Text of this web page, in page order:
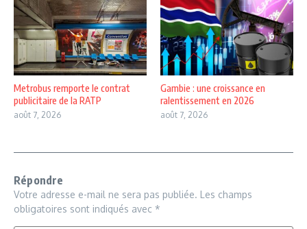
Metrobus remporte le contrat
publicitaire de la RATP
août 7, 2026
Gambie : une croissance en
ralentissement en 2026
août 7, 2026
Répondre
Votre adresse e-mail ne sera pas publiée. Les champs
obligatoires sont indiqués avec *